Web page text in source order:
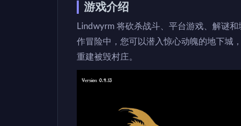
游戏介绍
Lindwyrm 将砍杀战斗、平台游戏、解谜
作冒险中，您可以潜入惊心动魄的地下城
重建被毁村庄。